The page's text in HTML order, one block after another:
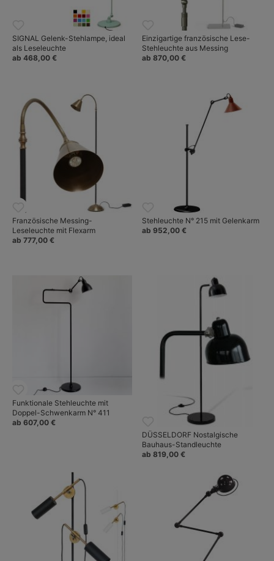
SIGNAL Gelenk-Stehlampe, ideal
als Leseleuchte
ab 468,00 €
Einzigartige französische Lese-
Stehleuchte aus Messing
ab 870,00 €
Französische Messing-
Leseleuchte mit Flexarm
ab 777,00 €
Stehleuchte N° 215 mit Gelenkarm
ab 952,00 €
Funktionale Stehleuchte mit
Doppel-Schwenkarm N° 411
ab 607,00 €
DÜSSELDORF Nostalgische
Bauhaus-Standleuchte
ab 819,00 €